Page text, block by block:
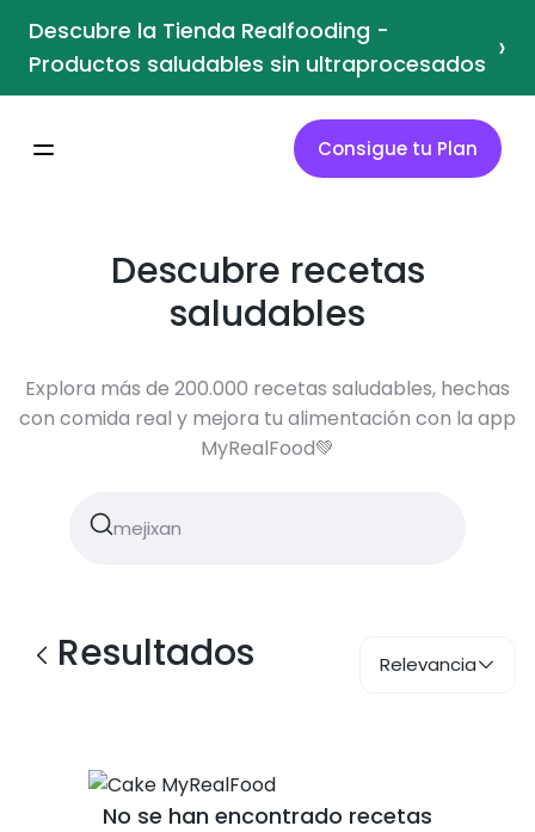
Descubre la Tienda Realfooding -
Productos saludables sin ultraprocesados ›
Consigue tu Plan
Descubre recetas
saludables
Explora más de 200.000 recetas saludables, hechas
con comida real y mejora tu alimentación con la app
MyRealFood💚
Resultados Relevancia
No se han encontrado recetas